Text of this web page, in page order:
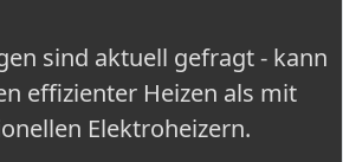
sind aktuell gefragt - kann
effizienter Heizen als mit
Elektroheizern.